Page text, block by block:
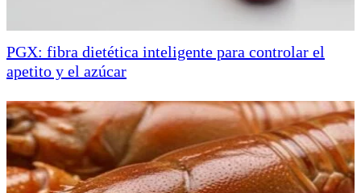
PGX: fibra dietética inteligente para controlar el
apetito y el azúcar